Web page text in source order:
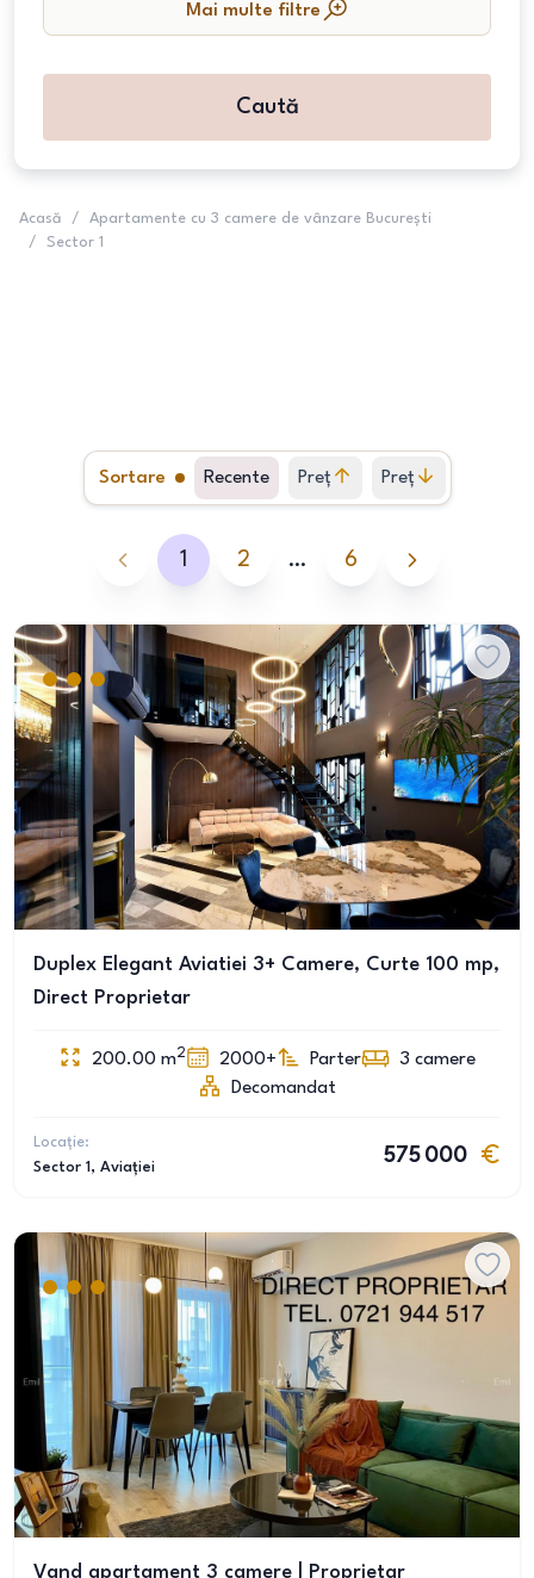
Mai multe filtre
Caută
Acasă /
Apartamente cu 3 camere de vânzare București
/
Sector 1
Sortare Recente Preț
crescător
Preț
descrescător
1 2 … 6
Duplex Elegant Aviatiei 3+ Camere, Curte 100 mp,
Direct Proprietar
200.00 m2 2000+ Parter 3 camere
Decomandat
Locație:
Sector 1 , Aviației
575 000
Vand apartament 3 camere | Proprietar